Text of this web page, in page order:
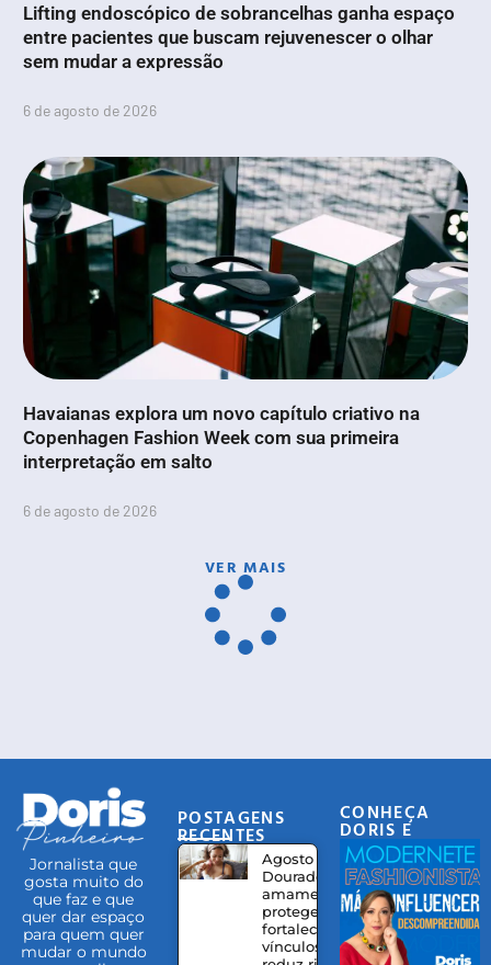
Lifting endoscópico de sobrancelhas ganha espaço
entre pacientes que buscam rejuvenescer o olhar
sem mudar a expressão
6 de agosto de 2026
Havaianas explora um novo capítulo criativo na
Copenhagen Fashion Week com sua primeira
interpretação em salto
6 de agosto de 2026
VER MAIS
Jornalista que
gosta muito do
que faz e que
quer dar espaço
para quem quer
mudar o mundo
POSTAGENS
RECENTES
Agosto
Dourado:
amamentação
protege,
fortalece
vínculos e
CONHEÇA
DORIS E
EQUIPE